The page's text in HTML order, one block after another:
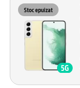
Stoc epuizat